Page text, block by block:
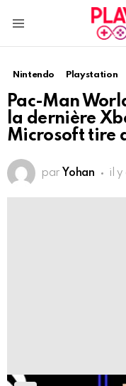
Nintendo Playstation
Pac-Man
la dernière
Microsoft tire
par Yohan il y